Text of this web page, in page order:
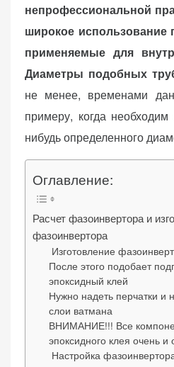
непрофессиональной
широкое использование
применяемые для
Диаметры подобных
не менее, временами
примеру, когда необходим
нибудь определенного
Оглавление:
Расчет фазоинвертора и
фазоинвертора
Изготовление
После этого подобает
эпоксидный клей
Нужно надеть перчатки и
слои ватмана
ВНИМАНИЕ!!! Все
эпоксидного клея очень и
Настройка
«Принять
все»
«Настройки
cookie»
Обязательные
(технические)
работы сайта.
Сохраняют
настройки,
корзину,
необходимы для
функционирования
веб-сайта.
Функциональные
Обеспечивают
нормальную
работу сайта. Если